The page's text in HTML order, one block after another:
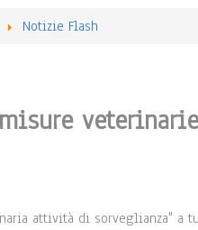
Notizie Flash
attività di sorveglianza"